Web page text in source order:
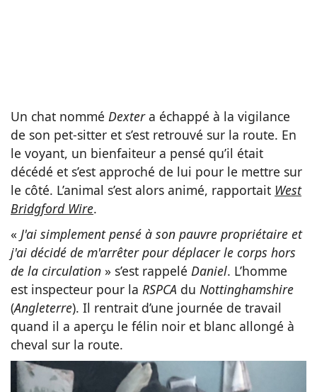
Un chat nommé Dextera échappé à la vigilance
de son pet-sitter et s’est retrouvé sur la route. En
le voyant, un bienfaiteur a pensé qu’il était
décédé et s’est approché de lui pour le mettre sur
le côté. L’animal s’est alors animé, rapportait West
Bridgford Wire.
« J'ai simplement pensé à son pauvre propriétaire et
j'ai décidé de m'arrêter pour déplacer le corps hors
de la circulation » s’est rappelé Daniel. L’homme
est inspecteur pour la RSPCA du Nottinghamshire
(Angleterre). Il rentrait d’une journée de travail
quand il a aperçu le félin noir et blanc allongé à
cheval sur la route.